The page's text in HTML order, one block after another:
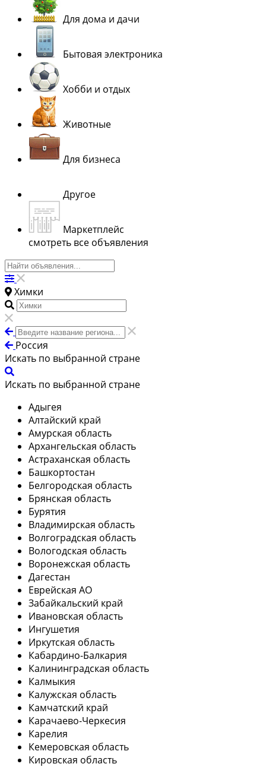
Для дома и дачи
Бытовая электроника
Хобби и отдых
Животные
Для бизнеса
Другое
Маркетплейс
смотреть все объявления
Химки
Россия
Искать по выбранной стране
Искать по выбранной стране
Адыгея
Алтайский край
Амурская область
Архангельская область
Астраханская область
Башкортостан
Белгородская область
Брянская область
Бурятия
Владимирская область
Волгоградская область
Вологодская область
Воронежская область
Дагестан
Еврейская АО
Забайкальский край
Ивановская область
Ингушетия
Иркутская область
Кабардино-Балкария
Калининградская область
Калмыкия
Калужская область
Камчатский край
Карачаево-Черкесия
Карелия
Кемеровская область
Кировская область